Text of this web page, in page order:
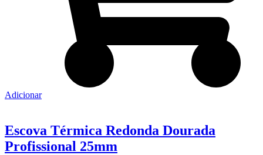
Adicionar
Escova Térmica Redonda Dourada
Profissional 25mm